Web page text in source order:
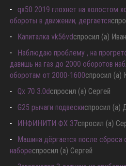
qx50 2019 глохнет на холостом
обороты в движении, дергается
Капиталка vk56vdспросил (а) Иван
Наблюдаю проблему , на
давишь на газ до 2000 оборотов
оборотам от 2000-1600спросил (а)
Qx 70 3.0dспросил (а) Сергей
G25 рычаги подвескиспросил (а)
ИНФИНИТИ ФХ 37спросил (а)
Машина дёргается после сброса
набореспросил (а) Сергей